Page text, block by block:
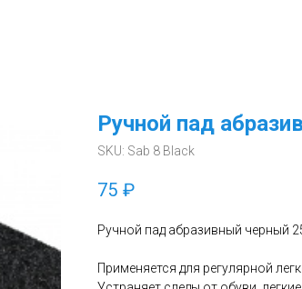
Ручной пад
SKU: Sab 8 Black
75 ₽
Ручной пад абразивный черный
Применяется для регулярной